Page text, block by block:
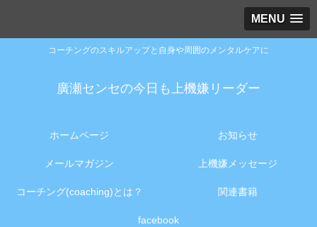
MENU
コーチングのスキルアップと自身や周囲のメンタルケアに
廣瀬センセの今日も上機嫌リーダー
ホームページ お知らせ
メールマガジン 上機嫌メッセージ
コーチング(coaching)とは？ 関連書籍
facebook